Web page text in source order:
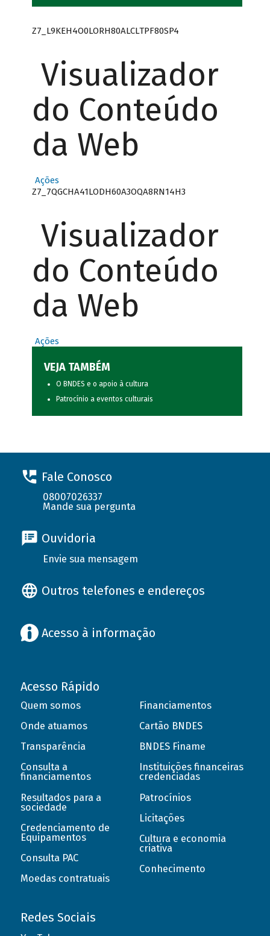
Z7_L9KEH4O0LORH80ALCLTPF80SP4
Visualizador
do Conteúdo
da Web
Ações
Z7_7QGCHA41LODH60A3OQA8RN14H3
Visualizador
do Conteúdo
da Web
Ações
VEJA TAMBÉM
O BNDES e o apoio à cultura
Patrocínio a eventos culturais
Fale Conosco
08007026337
Mande sua pergunta
Ouvidoria
Envie sua mensagem
Outros telefones e endereços
Acesso à informação
Acesso Rápido
Quem somos
Onde atuamos
Transparência
Consulta a
financiamentos
Resultados para a
sociedade
Credenciamento de
Equipamentos
Consulta PAC
Moedas contratuais
Financiamentos
Cartão BNDES
BNDES Finame
Instituições financeiras
credenciadas
Patrocínios
Licitações
Cultura e economia
criativa
Conhecimento
Redes Sociais